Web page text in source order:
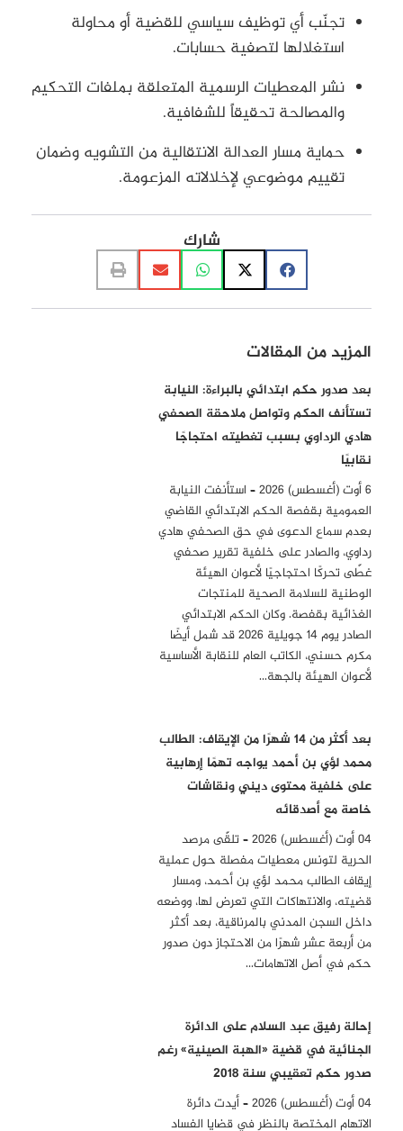
تجنّب أي توظيف سياسي للقضية أو محاولة
استغلالها لتصفية حسابات.
نشر المعطيات الرسمية المتعلقة بملفات التحكيم
والمصالحة تحقيقاً للشفافية.
حماية مسار العدالة الانتقالية من التشويه وضمان
تقييم موضوعي لإخلالاته المزعومة.
شارك
المزيد من المقالات
بعد صدور حكم ابتدائي بالبراءة: النيابة
تستأنف الحكم وتواصل ملاحقة الصحفي
هادي الرداوي بسبب تغطيته احتجاجًا
نقابيًا
6 أوت (أغسطس) 2026 – استأنفت النيابة
العمومية بقفصة الحكم الابتدائي القاضي
بعدم سماع الدعوى في حق الصحفي هادي
رداوي، والصادر على خلفية تقرير صحفي
غطّى تحركًا احتجاجيًا لأعوان الهيئة
الوطنية للسلامة الصحية للمنتجات
الغذائية بقفصة. وكان الحكم الابتدائي
الصادر يوم 14 جويلية 2026 قد شمل أيضًا
مكرم حسني، الكاتب العام للنقابة الأساسية
لأعوان الهيئة بالجهة…
بعد أكثر من 14 شهرًا من الإيقاف: الطالب
محمد لؤي بن أحمد يواجه تهمًا إرهابية
على خلفية محتوى ديني ونقاشات
خاصة مع أصدقائه
04 أوت (أغسطس) 2026 – تلقّى مرصد
الحرية لتونس معطيات مفصلة حول عملية
إيقاف الطالب محمد لؤي بن أحمد، ومسار
قضيته، والانتهاكات التي تعرض لها، ووضعه
داخل السجن المدني بالمرناقية، بعد أكثر
من أربعة عشر شهرًا من الاحتجاز دون صدور
حكم في أصل الاتهامات…
إحالة رفيق عبد السلام على الدائرة
الجنائية في قضية «الهبة الصينية» رغم
صدور حكم تعقيبي سنة 2018
04 أوت (أغسطس) 2026 – أيدت دائرة
الاتهام المختصة بالنظر في قضايا الفساد